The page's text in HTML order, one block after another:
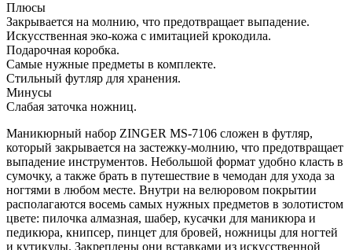
Плюсы
Закрывается на молнию, что предотвращает выпадение.
Искусственная эко-кожа с имитацией крокодила.
Подарочная коробка.
Самые нужные предметы в комплекте.
Стильный футляр для хранения.
Минусы
Слабая заточка ножниц.
Маникюрный набор ZINGER MS-7106 сложен в футляр,
который закрывается на застежку-молнию, что предотвращает
выпадение инструментов. Небольшой формат удобно класть в
сумочку, а также брать в путешествие в чемодан для ухода за
ногтями в любом месте. Внутри на велюровом покрытии
располагаются восемь самых нужных предметов в золотистом
цвете: пилочка алмазная, шабер, кусачки для маникюра и
педикюра, книпсер, пинцет для бровей, ножницы для ногтей
и кутикулы. Закреплены они вставками из искусственной